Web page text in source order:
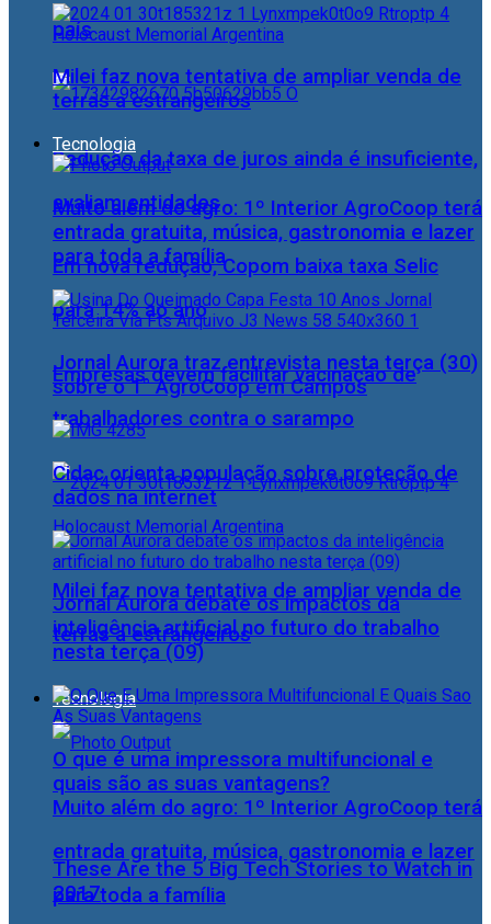
país
Redução da taxa de juros ainda é insuficiente,
avaliam entidades
Em nova redução, Copom baixa taxa Selic
para 14% ao ano
Empresas devem facilitar vacinação de
trabalhadores contra o sarampo
Milei faz nova tentativa de ampliar venda de
terras a estrangeiros
Tecnologia
Muito além do agro: 1º Interior AgroCoop terá
entrada gratuita, música, gastronomia e lazer
para toda a família
Milei faz nova tentativa de ampliar venda de
terras a estrangeiros
Tecnologia
Muito além do agro: 1º Interior AgroCoop terá
entrada gratuita, música, gastronomia e lazer
para toda a família
Jornal Aurora traz entrevista nesta terça (30)
sobre o 1° AgroCoop em Campos
Cidac orienta população sobre proteção de
dados na internet
Jornal Aurora debate os impactos da
inteligência artificial no futuro do trabalho
nesta terça (09)
O que é uma impressora multifuncional e
quais são as suas vantagens?
These Are the 5 Big Tech Stories to Watch in
2017